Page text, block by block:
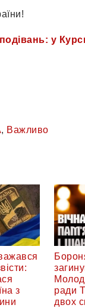
у
, Важливо
з
ради
двох